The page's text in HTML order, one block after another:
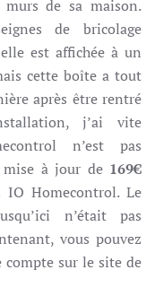
de sa maison.
de bricolage
est affichée à un
cette boîte a tout
après être rentré
j’ai vite
n’est pas
à jour de 169€
IO Homecontrol. Le
n’était pas
vous pouvez
sur le site de